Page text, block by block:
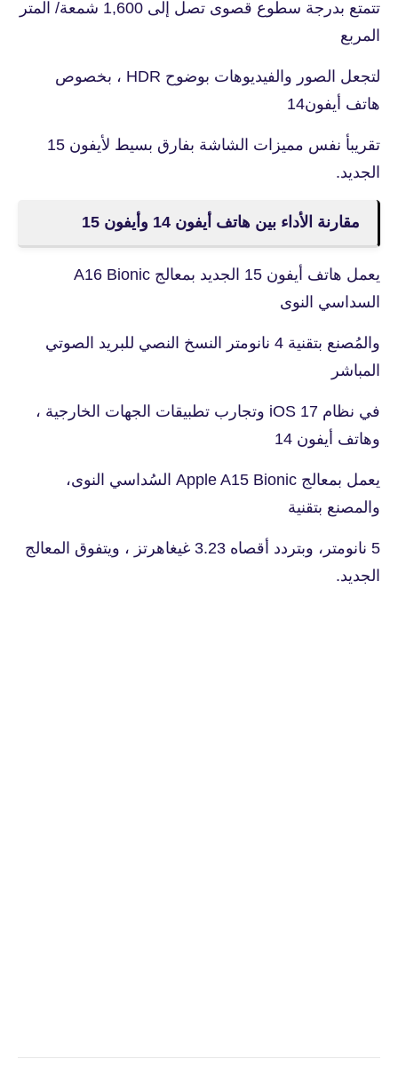
تتمتع بدرجة سطوع قصوى تصل إلى 1,600 شمعة/ المتر
المربع
لتجعل الصور والفيديوهات بوضوح HDR ، بخصوص
هاتف أيفون14
تقريبأ نفس مميزات الشاشة بفارق بسيط لأيفون 15
الجديد.
مقارنة الأداء بين هاتف أيفون 14 وأيفون 15
يعمل هاتف أيفون 15 الجديد بمعالج A16 Bionic
السداسي النوى
والمُصنع بتقنية 4 نانومتر النسخ النصي للبريد الصوتي
المباشر
في نظام iOS 17 وتجارب تطبيقات الجهات الخارجية ،
وهاتف أيفون 14
يعمل بمعالج Apple A15 Bionic السُداسي النوى،
والمصنع بتقنية
5 نانومتر، وبتردد أقصاه 3.23 غيغاهرتز ، ويتفوق المعالج
الجديد.